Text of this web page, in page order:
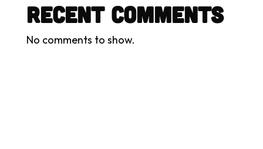
Recent Comments
No comments to show.